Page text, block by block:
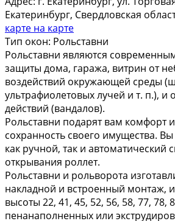
Екатеринбург, Свердловская
карте на карте
Тип окон: Рольставни
Рольставни являются
защиты дома, гаража, витрин от
воздействий окружающей среды
ультрафиолетовых лучей и т. п.), и
действий (вандалов).
Рольставни подарят вам комфорт
сохранность своего имущества.
как ручной, так и автоматический
открывания роллет.
Рольставни и рольворота
накладной и встроенный монтаж,
высоты 22, 41, 45, 52, 56, 58, 77, 78,
пенанаполненных или